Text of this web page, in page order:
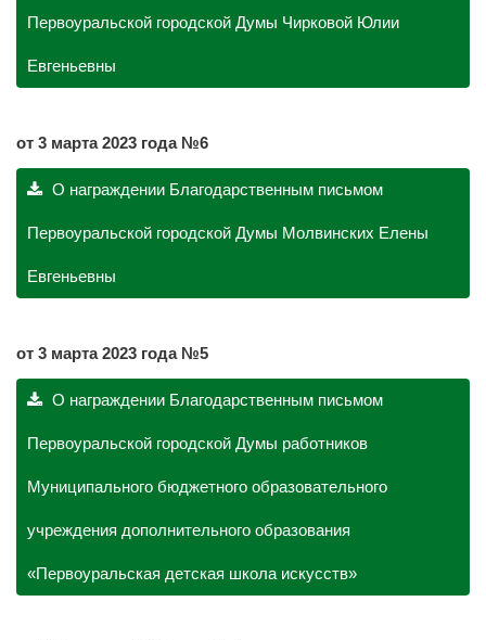
Первоуральской городской Думы Чирковой Юлии
Евгеньевны
от 3 марта 2023 года №6
О награждении Благодарственным письмом
Первоуральской городской Думы Молвинских Елены
Евгеньевны
от 3 марта 2023 года №5
О награждении Благодарственным письмом
Первоуральской городской Думы работников
Муниципального бюджетного образовательного
учреждения дополнительного образования
«Первоуральская детская школа искусств»